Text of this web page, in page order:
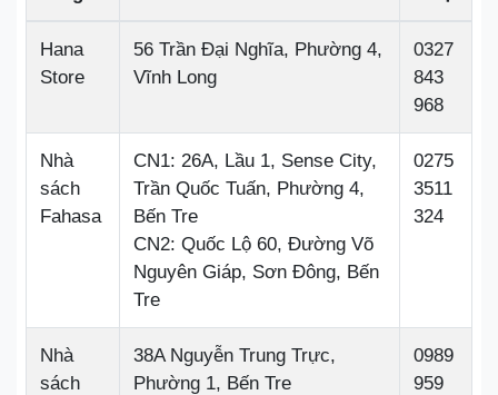
Hana
Store
56 Trần Đại Nghĩa, Phường 4,
Vĩnh Long
0327
843
968
Nhà
sách
Fahasa
CN1: 26A, Lầu 1, Sense City,
Trần Quốc Tuấn, Phường 4,
Bến Tre
CN2: Quốc Lộ 60, Đường Võ
Nguyên Giáp, Sơn Đông, Bến
Tre
0275
3511
324
Nhà
sách
38A Nguyễn Trung Trực,
Phường 1, Bến Tre
0989
959